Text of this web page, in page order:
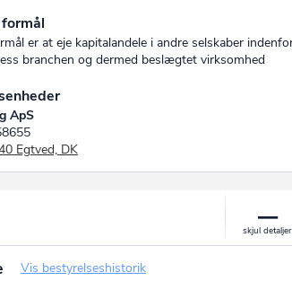
er at eje kapitalandele i andre selskaber
branchen og dermed beslægtet virksomhed
ApS
Egtved, DK
Vis bestyrelseshistorik